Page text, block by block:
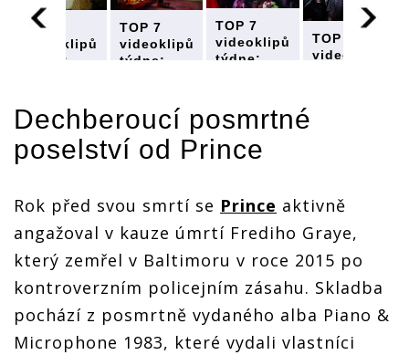
TOP 7
videoklipů
týdne:
Prince,
Xindl X je
prý Dřevo
TOP 7
videoklipů
týdne:
Xindl X je
prý Dřevo
TOP 7
videoklipů
týdne:
Xindl X je
TOP 7
videoklipů
Dechberoucí posmrtné
poselství od Prince
Rok před svou smrtí se Prince aktivně
angažoval v kauze úmrtí Frediho Graye,
který zemřel v Baltimoru v roce 2015 po
kontroverzním policejním zásahu. Skladba
pochází z posmrtně vydaného alba Piano &
Microphone 1983, které vydali vlastníci